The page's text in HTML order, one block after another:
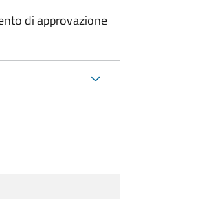
di approvazione